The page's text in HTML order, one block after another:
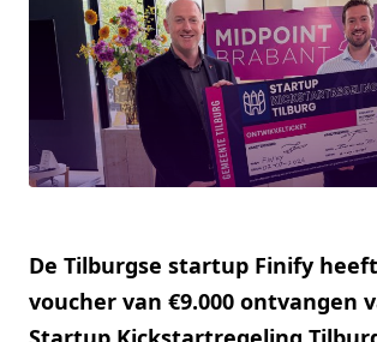
De Tilburgse startup Finify
voucher van €9.000 ontvangen